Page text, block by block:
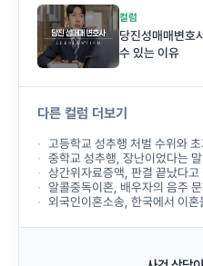
컬럼
당진성매매변호
수 있는 이유
다른 컬럼 더보기
고등학교 성추행 처벌 수위와
중학교 성추행, 장난이었다는
상간위자료증액, 판결 끝났다
알콜중독이혼, 배우자의 음주
외국인이혼소송, 한국에서 이